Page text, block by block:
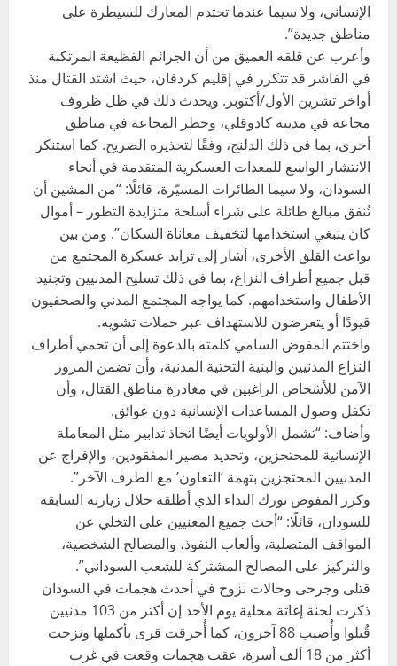
الإنساني، ولا سيما عندما تحتدم المعارك للسيطرة على
مناطق جديدة”.
وأعرب عن قلقه العميق من أن الجرائم الفظيعة المرتكبة
في الفاشر قد تتكرر في إقليم كردفان، حيث اشتد القتال منذ
أواخر تشرين الأول/أكتوبر. ويحدث ذلك في ظل ظروف
مجاعة في مدينة كادوقلي، وخطر المجاعة في مناطق
أخرى، بما في ذلك الدلنج، وفقًا لتحذيره الصريح. كما استنكر
الانتشار الواسع للمعدات العسكرية المتقدمة في أنحاء
السودان، ولا سيما الطائرات المسيّرة، قائلًا: “من المشين أن
تُنفق مبالغ طائلة على شراء أسلحة متزايدة التطور – أموال
كان ينبغي استخدامها لتخفيف معاناة السكان”. ومن بين
بواعث القلق الأخرى، أشار إلى تزايد عسكرة المجتمع من
قبل جميع أطراف النزاع، بما في ذلك تسليح المدنيين وتجنيد
الأطفال واستخدامهم. كما يواجه المجتمع المدني والصحفيون
قيودًا أو يتعرضون للاستهداف عبر حملات تشويه.
واختتم المفوض السامي كلمته بالدعوة إلى أن تحمي أطراف
النزاع المدنيين والبنية التحتية المدنية، وأن تضمن المرور
الآمن للأشخاص الراغبين في مغادرة مناطق القتال، وأن
تكفل وصول المساعدات الإنسانية دون عوائق.
وأضاف: “تشمل الأولويات أيضًا اتخاذ تدابير مثل المعاملة
الإنسانية للمحتجزين، وتحديد مصير المفقودين، والإفراج عن
المدنيين المحتجزين بتهمة ‘التعاون’ مع الطرف الآخر”.
وكرر المفوض تورك النداء الذي أطلقه خلال زيارته السابقة
للسودان، قائلًا: “أحث جميع المعنيين على التخلي عن
المواقف المتصلبة، وألعاب النفوذ، والمصالح الشخصية،
والتركيز على المصالح المشتركة للشعب السوداني”.
قتلى وجرحى وحالات نزوح في أحدث هجمات في السودان
ذكرت لجنة إغاثة محلية يوم الأحد إن أكثر من 103 مدنيين
قُتلوا وأُصيب 88 آخرون، كما أُحرقت قرى بأكملها ونزحت
أكثر من 18 ألف أسرة، عقب هجمات وقعت في غرب